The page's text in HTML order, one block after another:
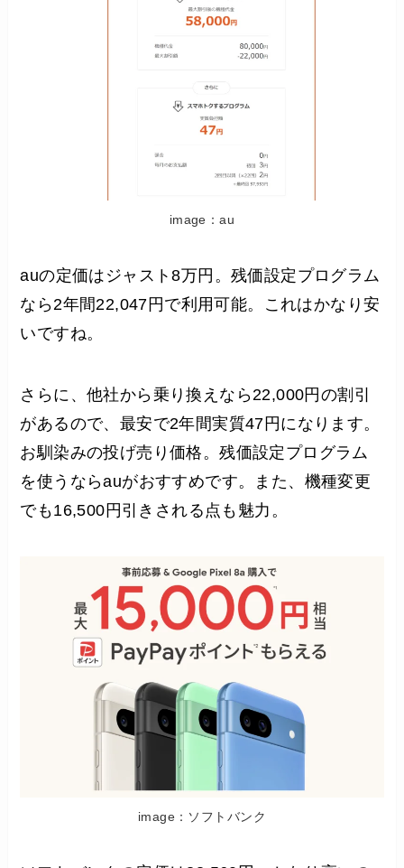
image：au
auの定価はジャスト8万円。残価設定プログラム
なら2年間22,047円で利用可能。これはかなり安
いですね。
さらに、他社から乗り換えなら22,000円の割引
があるので、最安で2年間実質47円になります。
お馴染みの投げ売り価格。残価設定プログラム
を使うならauがおすすめです。また、機種変更
でも16,500円引きされる点も魅力。
image：ソフトバンク